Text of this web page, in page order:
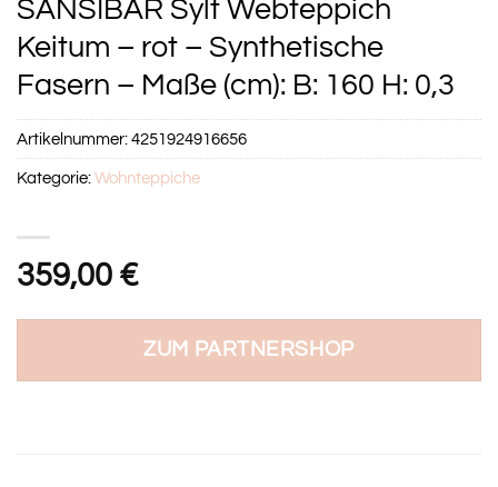
SANSIBAR Sylt Webteppich
Keitum – rot – Synthetische
Fasern – Maße (cm): B: 160 H: 0,3
359,00 €
ZUM PARTNERSHOP
Artikelnummer:4251924916656
Kategorie:Wohnteppiche